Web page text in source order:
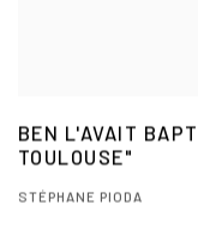
BEN L'AVAIT
TOULOUSE"
STÉPHANE PIODA